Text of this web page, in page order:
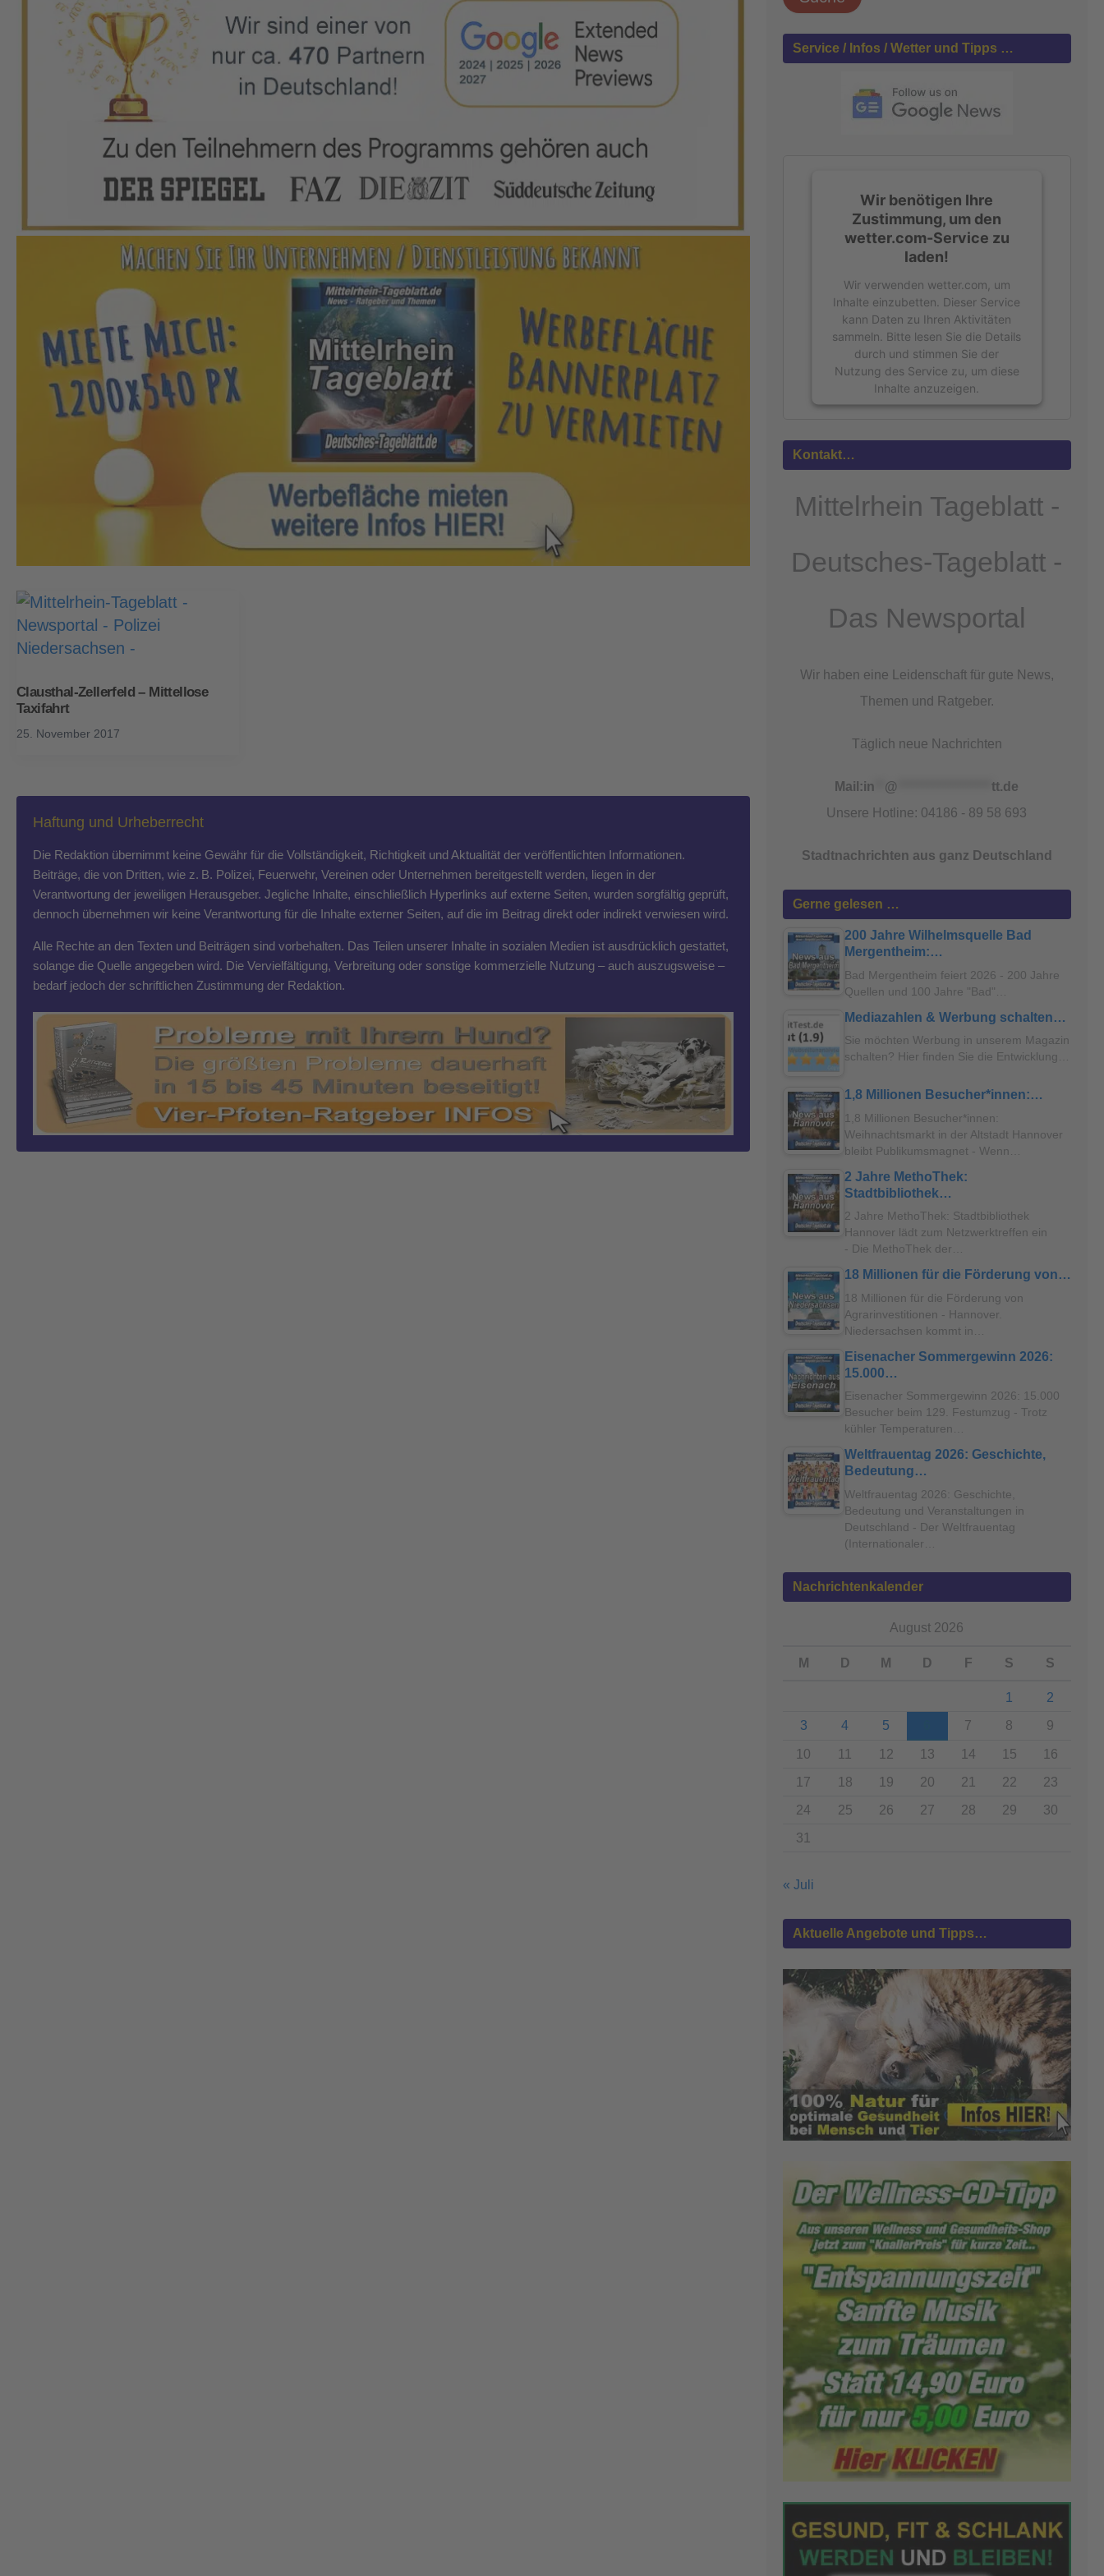
Clausthal-Zellerfeld – Mittellose
Taxifahrt
25. November 2017
Haftung und Urheberrecht
Die Redaktion übernimmt keine Gewähr für die Vollständigkeit, Richtigkeit und Aktualität der veröffentlichten Informationen.
Beiträge, die von Dritten, wie z. B. Polizei, Feuerwehr, Vereinen oder Unternehmen bereitgestellt werden, liegen in der
Verantwortung der jeweiligen Herausgeber. Jegliche Inhalte, einschließlich Hyperlinks auf externe Seiten, wurden sorgfältig geprüft,
dennoch übernehmen wir keine Verantwortung für die Inhalte externer Seiten, auf die im Beitrag direkt oder indirekt verwiesen wird.
Alle Rechte an den Texten und Beiträgen sind vorbehalten. Das Teilen unserer Inhalte in sozialen Medien ist ausdrücklich gestattet,
solange die Quelle angegeben wird. Die Vervielfältigung, Verbreitung oder sonstige kommerzielle Nutzung – auch auszugsweise –
bedarf jedoch der schriftlichen Zustimmung der Redaktion.
h
n
Service / Infos / Wetter und Tipps …
Wir benötigen Ihre
Zustimmung, um den
wetter.com-Service zu
laden!
Wir verwenden wetter.com, um
Inhalte einzubetten. Dieser Service
kann Daten zu Ihren Aktivitäten
sammeln. Bitte lesen Sie die Details
durch und stimmen Sie der
Nutzung des Service zu, um diese
Inhalte anzuzeigen.
Informationen
Akzeptieren
powered byUsercentrics Consent
Management Platform&eRecht24
Kontakt…
Mittelrhein Tageblatt -
Deutsches-Tageblatt -
Das Newsportal
Wir haben eine Leidenschaft für gute News,
Themen und Ratgeber.
Täglich neue Nachrichten
Mail:in @ *******************tt.de
Unsere Hotline: 04186 - 89 58 693
Stadtnachrichten aus ganz Deutschland
Gerne gelesen …
200 Jahre Wilhelmsquelle Bad
Mergentheim:…
Bad Mergentheim feiert 2026 - 200 Jahre
Quellen und 100 Jahre "Bad"…
Mediazahlen & Werbung schalten…
Sie möchten Werbung in unserem Magazin
schalten? Hier finden Sie die Entwicklung…
1,8 Millionen Besucher*innen:…
1,8 Millionen Besucher*innen:
Weihnachtsmarkt in der Altstadt Hannover
bleibt Publikumsmagnet - Wenn…
2 Jahre MethoThek:
Stadtbibliothek…
2 Jahre MethoThek: Stadtbibliothek
Hannover lädt zum Netzwerktreffen ein
- Die MethoThek der…
18 Millionen für die Förderung von…
18 Millionen für die Förderung von
Agrarinvestitionen - Hannover.
Niedersachsen kommt in…
Eisenacher Sommergewinn 2026:
15.000…
Eisenacher Sommergewinn 2026: 15.000
Besucher beim 129. Festumzug - Trotz
kühler Temperaturen…
Weltfrauentag 2026: Geschichte,
Bedeutung…
Weltfrauentag 2026: Geschichte,
Bedeutung und Veranstaltungen in
Deutschland - Der Weltfrauentag
(Internationaler…
Nachrichtenkalender
August 2026
M D M D F S S
1
2
3
4 5 7 8 9
10 11 12 13 14 15
16
17
18 19 20 21 22
23
24
25 26 27 28 29
30
31
« Juli
Aktuelle Angebote und Tipps…